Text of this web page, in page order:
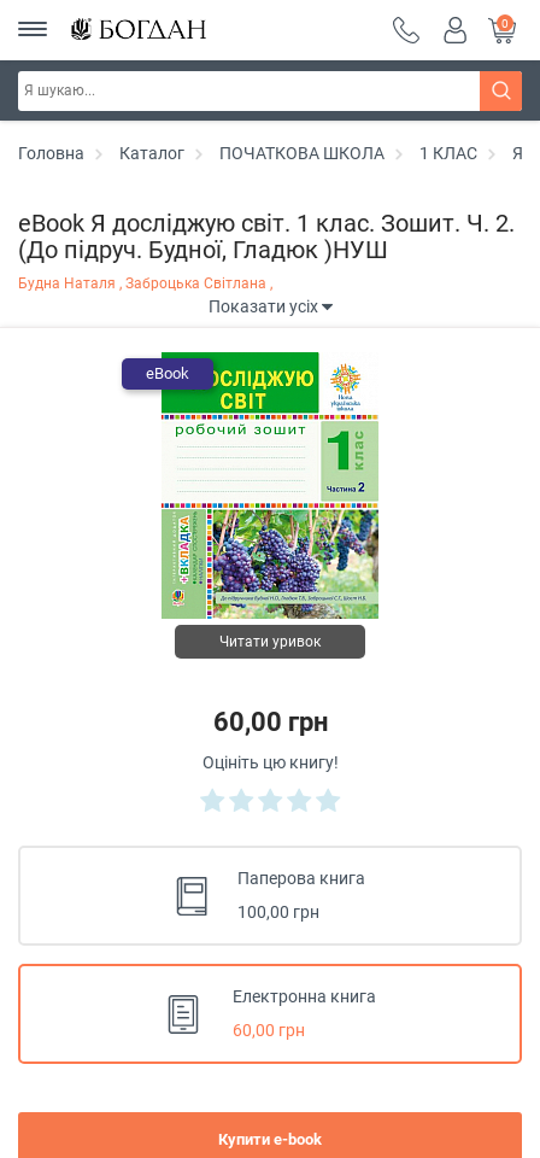
0
Головна Каталог ПОЧАТКОВА ШКОЛА 1 КЛАС Я
eBook Я досліджую світ. 1 клас. Зошит. Ч. 2.
(До підруч. Будної, Гладюк )НУШ
Будна Наталя , Заброцька Світлана ,
Показати усіх
eBook
Читати уривок
60,00 грн
Оцініть цю книгу!
Паперова книга
100,00 грн
Електронна книга
60,00 грн
Купити e-book